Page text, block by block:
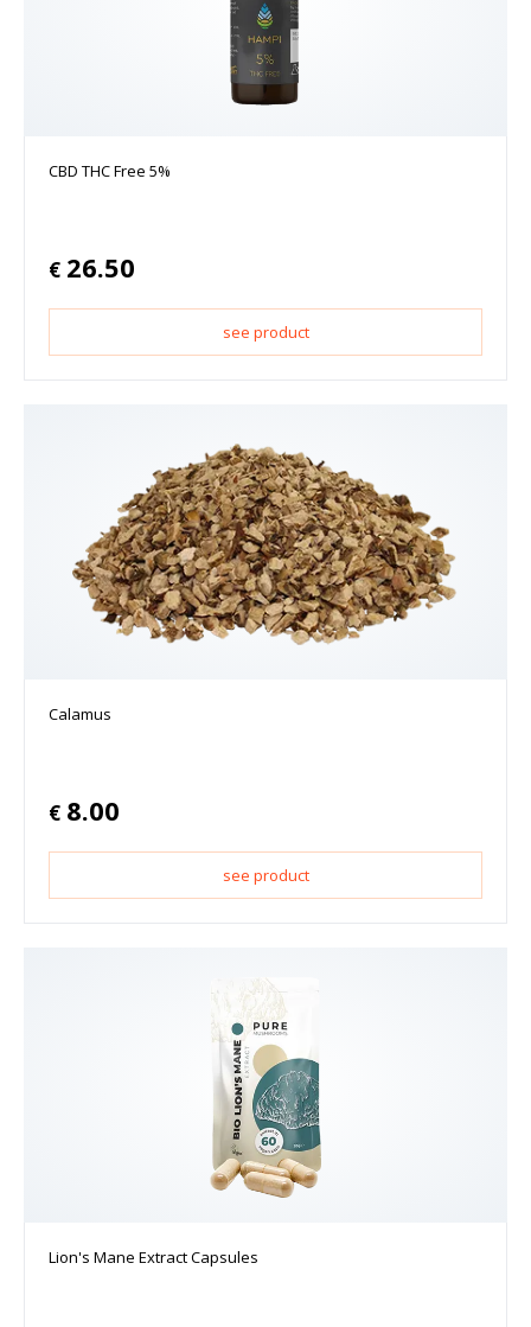
CBD THC Free 5%
€ 26.50
see product
Calamus
€ 8.00
see product
Lion's Mane Extract Capsules